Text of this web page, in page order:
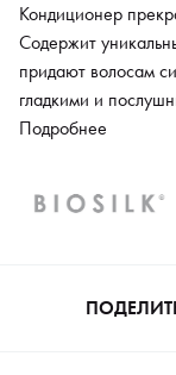
Кондиционер
Содержит
придают волосам
гладкими и
облегчая
составе не
Подробнее